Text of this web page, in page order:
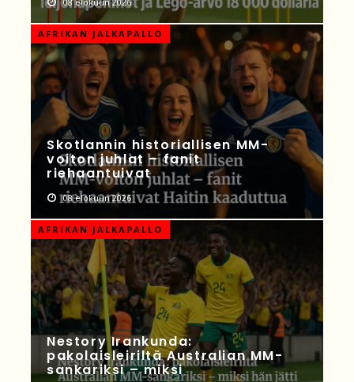
AFRIKAN JALKAPALLO
Skotlannin historiallisen MM-
voiton juhlat – fanit
riehaantuivat
08 elokuun 2026
AFRIKAN JALKAPALLO
Nestory Irankunda:
pakolaisleiriltä Australian MM-
sankariksi – miksi